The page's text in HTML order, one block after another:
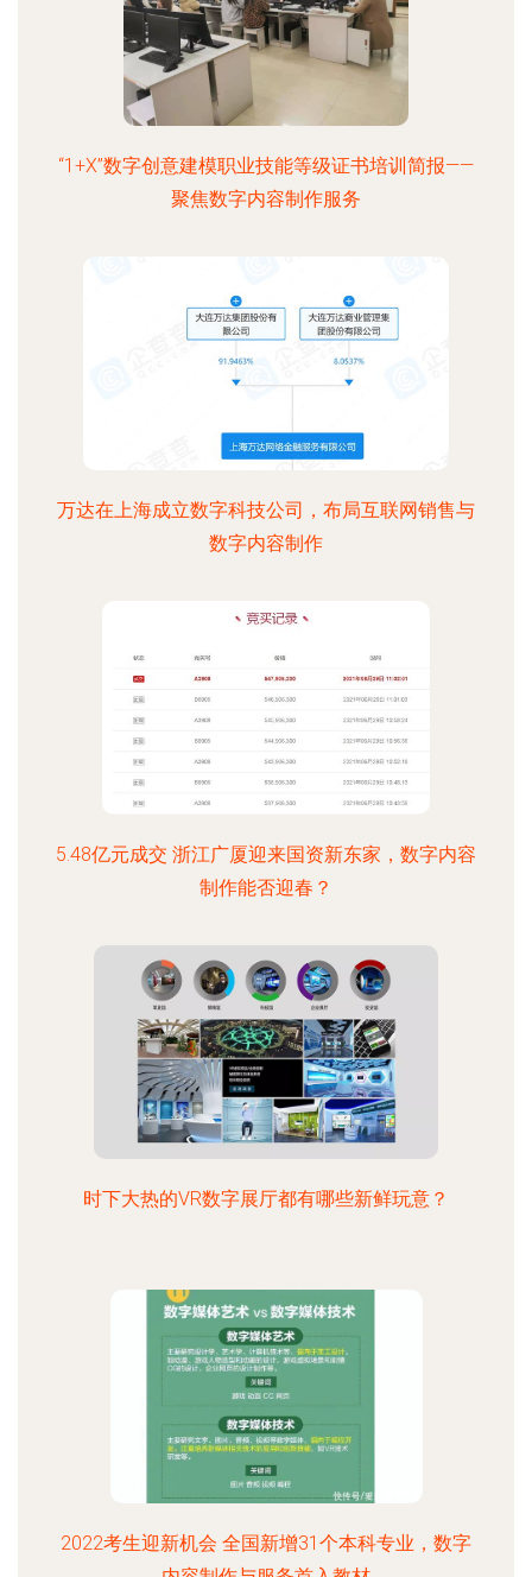
“1+X”数字创意建模职业技能等级证书培训简报——
聚焦数字内容制作服务
万达在上海成立数字科技公司，布局互联网销售与
数字内容制作
5.48亿元成交 浙江广厦迎来国资新东家，数字内容
制作能否迎春？
时下大热的VR数字展厅都有哪些新鲜玩意？
2022考生迎新机会 全国新增31个本科专业，数字